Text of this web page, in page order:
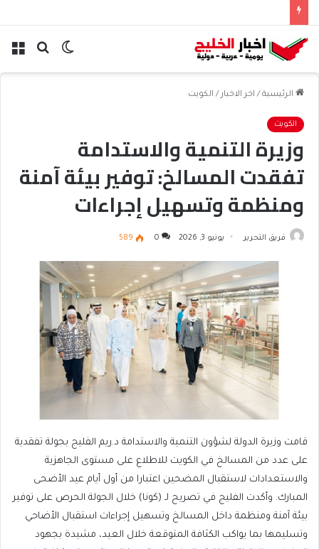
بحث الوضع
الرئيسية / اخر الاخبار / الكويت
الكويت
وزيرة التنمية والاستدامة
تفقدت المسالخ: توفير بيئة آمنة
ومنظمة وتسهيل إجراءات
استقبال الأضاحي وتسليمها
فريق التحرير يونيو 3, 2026 0
589
قامت وزيرة الدولة لشؤون التنمية والاستدامة د.ريم الفليج بجولة تفقدية
على عدد من المسالخ في الكويت للاطلاع على مستوى الجاهزية
والاستعدادات لاستقبال المضحين اعتبارا من أول أيام عيد الأضحى
المبارك. وأكدت الفليج في تصريح لـ (كونا) خلال الجولة الحرص على توفير
بيئة آمنة ومنظمة داخل المسالخ وتسهيل إجراءات استقبال الأضاحي
وتسليمها بما يواكب الكثافة المتوقعة خلال العيد، مشيدة بجهود